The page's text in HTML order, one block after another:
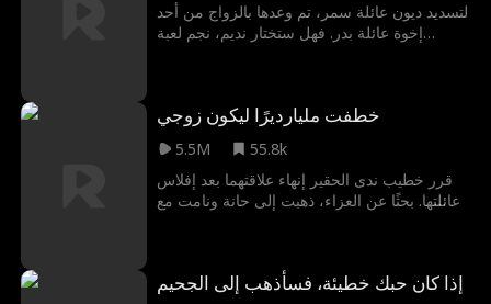
لتسديد ديون عائلة سمر، تم وعدها بالزواج من أحد
إخوة عائلة بدر. فهل ستختار نديم، نجم لعبة
خطفت مليارديرًا ليكون زوجي
5.5M
55.8k
قرر خطيب ندى الحقير إنهاء علاقتهما بعد إفلاس
عائلتها. بحثًا عن العزاء، ذهبت إلى حانة ونامت مع
إذا كان حبك خطيئة، فسأذهب إلى الجحيم